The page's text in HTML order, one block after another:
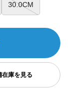
30.0CM